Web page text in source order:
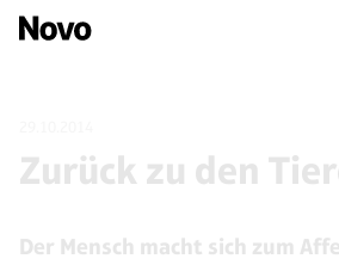
Zurück zu den
Der Mensch macht sich zum